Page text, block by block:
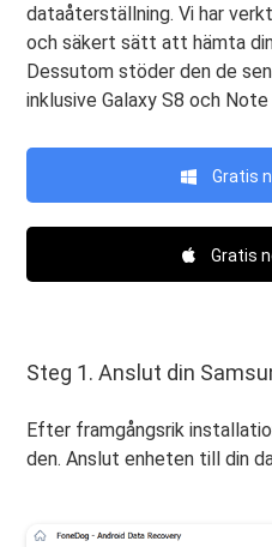
dataåterställning. Vi har
och säkert sätt att hämta
Dessutom stöder den de
inklusive Galaxy S8 och Note
Gratis
Gratis
Steg 1. Anslut din
Efter framgångsrik
den. Anslut enheten till din